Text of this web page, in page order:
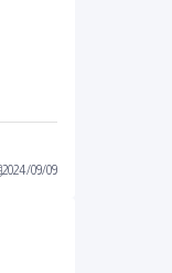
2024/09/09